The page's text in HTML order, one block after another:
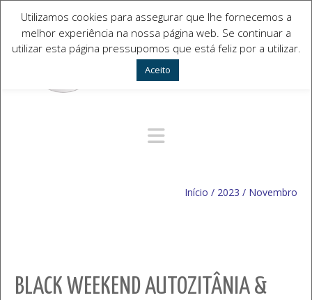
Navegação Alternativa
Início / 2023 / Novembro
BLACK WEEKEND AUTOZITÂNIA &
Utilizamos cookies para assegurar que lhe fornecemos a
melhor experiência na nossa página web. Se continuar a
utilizar esta página pressupomos que está feliz por a utilizar.
Aceito